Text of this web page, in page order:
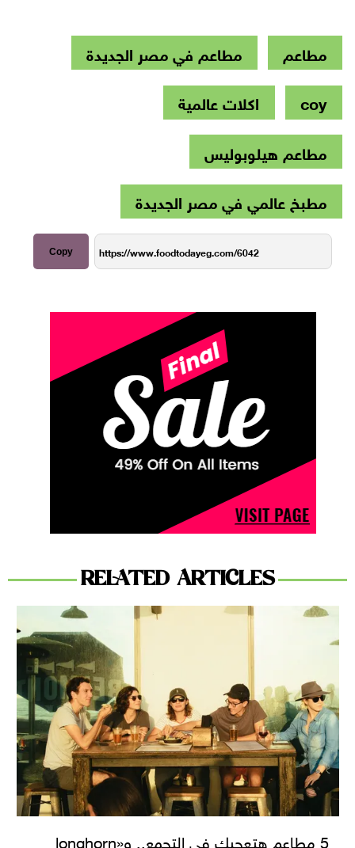
مطاعم
مطاعم في مصر الجديدة
coy
اكلات عالمية
مطاعم هيلوبوليس
مطبخ عالمي في مصر الجديدة
Copy
RELATED ARTICLES
5 مطاعم هتعجبك في التجمع.. و«longhorn